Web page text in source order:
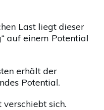
Last liegt dieser
auf einem Potential
erhält der
Potential.
sich.